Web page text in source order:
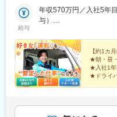
大阪城北詰駅、大雲寺
船橋駅、京成八幡駅、
徒町駅、三河島駅、水
立川南駅、府中本町駅
駅、五橋駅、古庄駅、
名古屋駅、新川駅(愛知
(阪神)、姫路駅、大阪城
(熊本県)
所：埼玉県本庄市児玉
●日野営業所：東京都日
所：岩手県花巻市空港
根字一本木●岩沼営業所
県本宮市荒井字恵向●岩
所：秋田県秋田市川尻
市葵区流通センター●富
による／屋外喫煙可能場
羽後牛島駅
給与
年収570万円／入社5年
与）
＋賞与）
【約1カ
★朝・昼
★入社1年
★ドライ